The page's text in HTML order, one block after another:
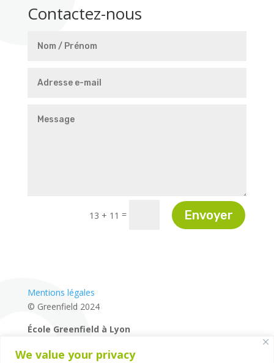
We value your privacy
Contactez-nous
13 + 11 = Envoyer
Mentions légales
© Greenfield 2024
École Greenfield à Lyon
14 rue de la Mairie – 69660 – Collonges-au-Mont-d’Or